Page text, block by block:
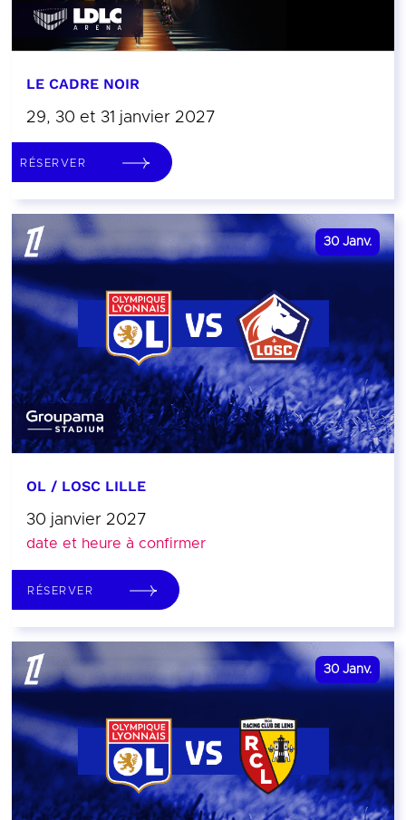
LE CADRE NOIR
29, 30 et 31 janvier 2027
RÉSERVER
30 Janv.
OL / LOSC LILLE
30 janvier 2027
date et heure à confirmer
RÉSERVER
30 Janv.